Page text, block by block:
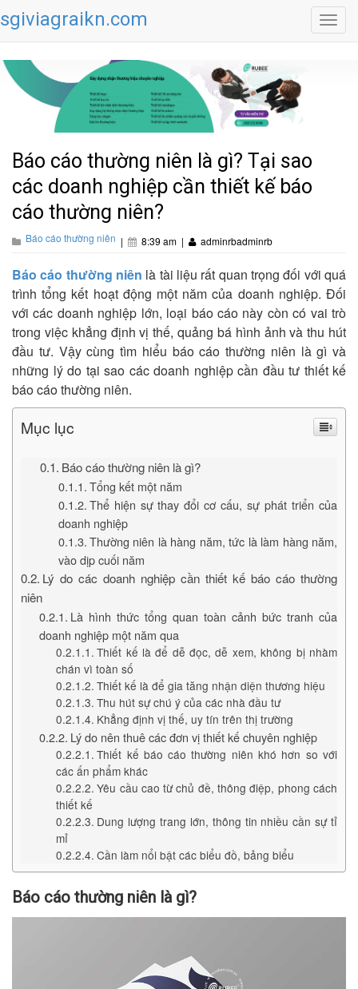
sgiviagraikn.com
Báo cáo thường niên là gì? Tại sao
các doanh nghiệp cần thiết kế báo
cáo thường niên?
Báo cáo thường niên | 8:39 am | adminrbadminrb
Báo cáo thường niên là tài liệu rất quan trọng đối với quá
trình tổng kết hoạt động một năm của doanh nghiệp. Đối
với các doanh nghiệp lớn, loại báo cáo này còn có vai trò
trong việc khẳng định vị thế, quảng bá hình ảnh và thu hút
đầu tư. Vậy cùng tìm hiểu báo cáo thường niên là gì và
những lý do tại sao các doanh nghiệp cần đầu tư thiết kế
báo cáo thường niên.
Mục lục
Báo cáo thường niên là gì?
Tổng kết một năm
Thể hiện sự thay đổi cơ cấu, sự phát triển của
doanh nghiệp
Thường niên là hàng năm, tức là làm hàng năm,
vào dịp cuối năm
Lý do các doanh nghiệp cần thiết kế báo cáo thường
niên
Là hình thức tổng quan toàn cảnh bức tranh của
doanh nghiệp một năm qua
Thiết kế là để dễ đọc, dễ xem, không bị nhàm
chán vì toàn số
Thiết kế là để gia tăng nhận diện thương hiệu
Thu hút sự chú ý của các nhà đầu tư
Khẳng định vị thế, uy tín trên thị trường
Lý do nên thuê các đơn vị thiết kế chuyên nghiệp
Thiết kế báo cáo thường niên khó hơn so với
các ấn phẩm khác
Yêu cầu cao từ chủ đề, thông điệp, phong cách
thiết kế
Dung lượng trang lớn, thông tin nhiều cần sự tỉ
mỉ
Cần làm nổi bật các biểu đồ, bảng biểu
Báo cáo thường niên là gì?